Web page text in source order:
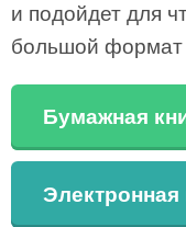
и подойдет для
большой формат
Бумажная
Электронная